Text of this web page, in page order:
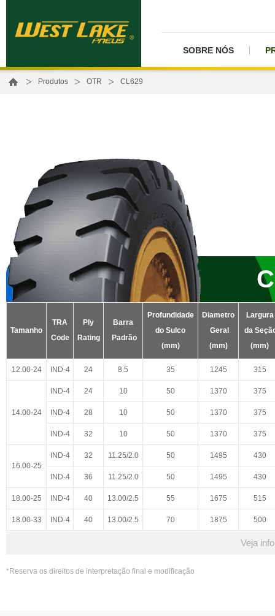
SOBRE NÓS
> Produtos > OTR > CL629
Tamanho
TRA
Code
Ply
Rating
Barra
Padrão
Profundidade
do Sulco
(mm)
Diametro
Geral
(mm)
Largura
da
(mm)
12.00-24 IND-4 24 8.5 35 1245 315
14.00-24
IND-4 24 10 50 1370 375
IND-4 28 10 50 1370 375
IND-4 32 10 50 1370 375
16.00-25
IND-4 32 11.25/2.0 50 1495 430
IND-4 36 11.25/2.0 50 1495 430
18.00-25 IND-4 40 13.00/2.5 55 1675 515
18.00-33 IND-4 40 13.00/2.5 70 1875 500
Veja
*Reserva os direitos de interpretação final e modificação